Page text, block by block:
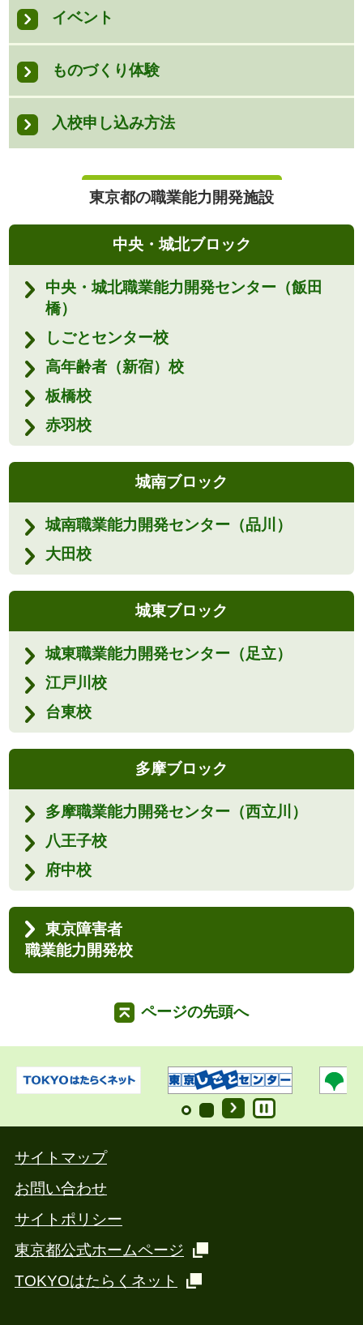
イベント
ものづくり体験
入校申し込み方法
東京都の職業能力開発施設
中央・城北ブロック
中央・城北職業能力開発センター（飯田
橋）
しごとセンター校
高年齢者（新宿）校
板橋校
赤羽校
城南ブロック
城南職業能力開発センター（品川）
大田校
城東ブロック
城東職業能力開発センター（足立）
江戸川校
台東校
多摩ブロック
多摩職業能力開発センター（西立川）
八王子校
府中校
東京障害者
職業能力開発校
ページの先頭へ
サイトマップ
お問い合わせ
サイトポリシー
東京都公式ホームページ
TOKYOはたらくネット